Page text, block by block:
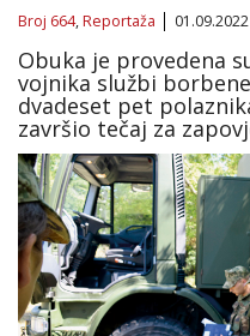
Broj 664,Reportaža 01.09.2022
Obuka je provedena
vojnika službi
dvadeset pet
završio tečaj za